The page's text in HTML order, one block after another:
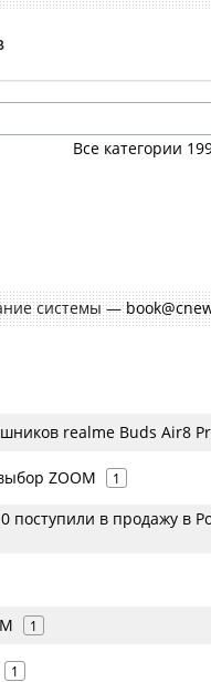
Все категории
системы —
realme Buds Air8
ZOOM 1
поступили в продажу в
1
1